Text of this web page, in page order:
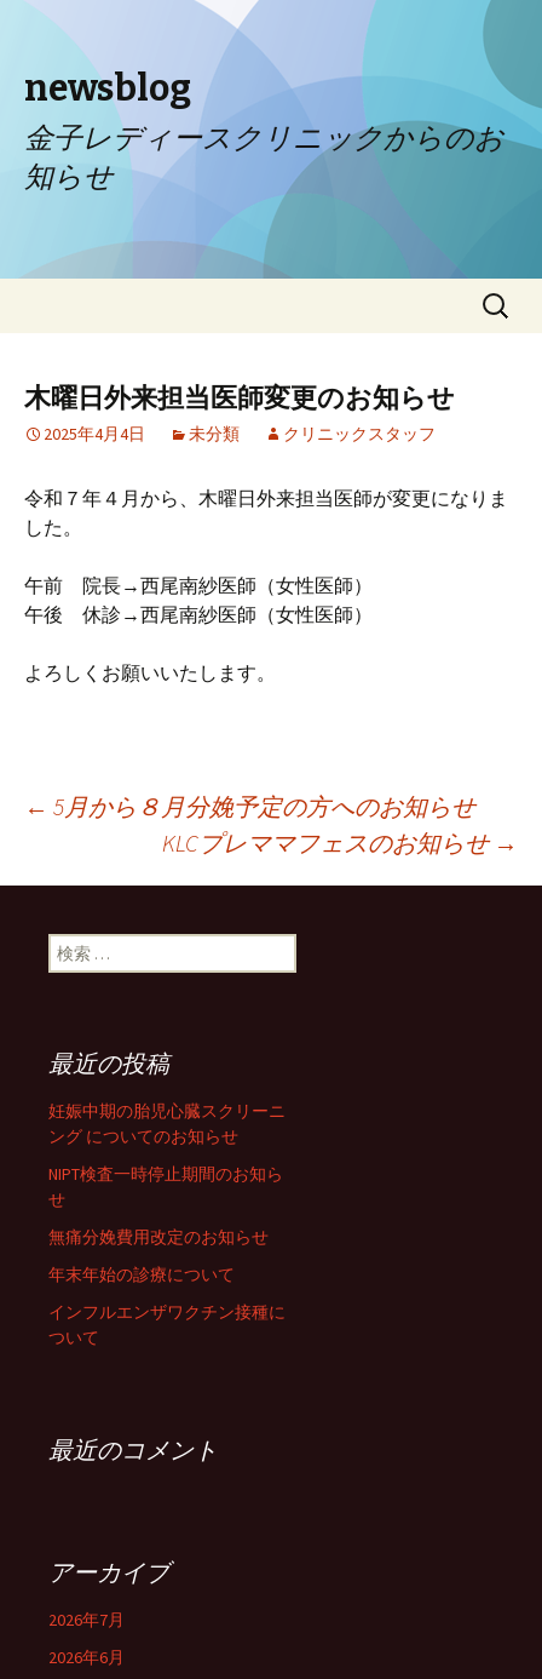
newsblog
金子レディースクリニックからのお
知らせ
検
木曜日外来担当医師変更のお知らせ
2025年4月4日 未分類 クリニックスタッフ
令和７年４月から、木曜日外来担当医師が変更になりま
した。
午前 院長→西尾南紗医師（女性医師）
午後 休診→西尾南紗医師（女性医師）
よろしくお願いいたします。
投稿ナビゲーション
← 5月から８月分娩予定の方へのお知らせ
KLCプレママフェスのお知らせ →
検索:
最近の投稿
妊娠中期の胎児心臓スクリーニ
ング についてのお知らせ
NIPT検査一時停止期間のお知ら
せ
無痛分娩費用改定のお知らせ
年末年始の診療について
インフルエンザワクチン接種に
ついて
最近のコメント
アーカイブ
2026年7月
2026年6月